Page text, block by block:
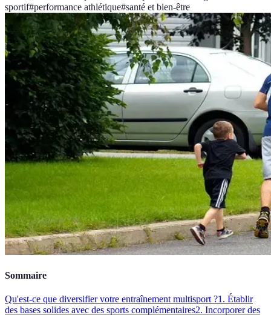
sportif#performance athlétique#santé et bien-être
Sommaire
Qu'est-ce que diversifier votre entraînement multisport ?1. Établir
des bases solides avec des sports complémentaires2. Incorporer des